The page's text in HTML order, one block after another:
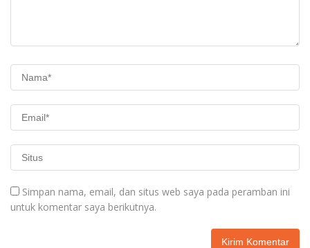
Simpan nama, email, dan situs web saya pada peramban ini
untuk komentar saya berikutnya.